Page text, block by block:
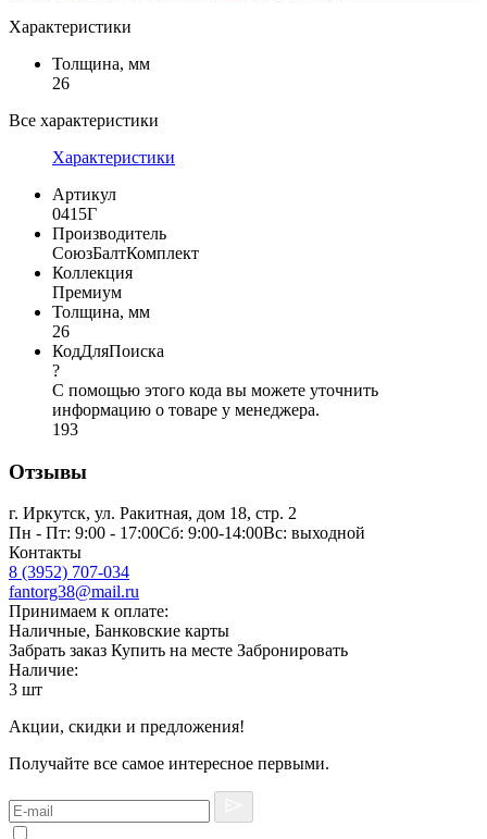
Характеристики
Толщина, мм
26
Все характеристики
Характеристики
Артикул
0415Г
Производитель
СоюзБалтКомплект
Коллекция
Премиум
Толщина, мм
26
КодДляПоиска
?
С помощью этого кода вы можете уточнить
информацию о товаре у менеджера.
193
Отзывы
г. Иркутск, ул. Ракитная, дом 18, стр. 2
Пн - Пт: 9:00 - 17:00Сб: 9:00-14:00Вс: выходной
Контакты
8 (3952) 707-034
fantorg38@mail.ru
Принимаем к оплате:
Наличные, Банковские карты
Забрать заказ Купить на месте Забронировать
Наличие:
3 шт
Акции, скидки и предложения!
Получайте все самое интересное первыми.